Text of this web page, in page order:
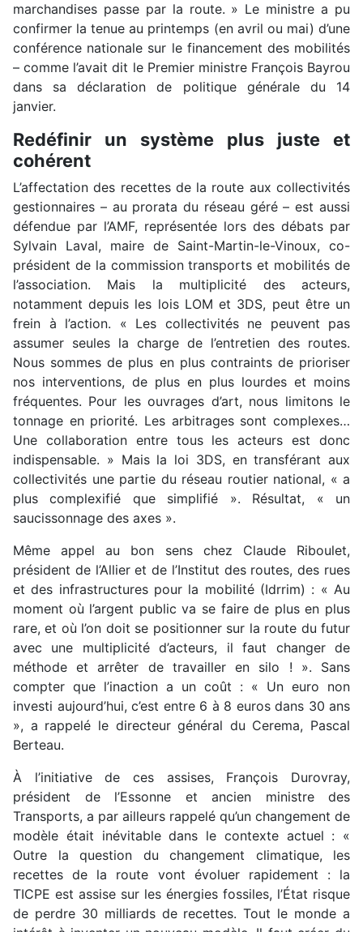
marchandises passe par la route. » Le ministre a pu
confirmer la tenue au printemps (en avril ou mai) d’une
conférence nationale sur le financement des mobilités
– comme l’avait dit le Premier ministre François Bayrou
dans sa déclaration de politique générale du 14
janvier.
Redéfinir un système plus juste et
cohérent
L’affectation des recettes de la route aux collectivités
gestionnaires – au prorata du réseau géré – est aussi
défendue par l’AMF, représentée lors des débats par
Sylvain Laval, maire de Saint-Martin-le-Vinoux, co-
président de la commission transports et mobilités de
l’association. Mais la multiplicité des acteurs,
notamment depuis les lois LOM et 3DS, peut être un
frein à l’action. « Les collectivités ne peuvent pas
assumer seules la charge de l’entretien des routes.
Nous sommes de plus en plus contraints de prioriser
nos interventions, de plus en plus lourdes et moins
fréquentes. Pour les ouvrages d’art, nous limitons le
tonnage en priorité. Les arbitrages sont complexes…
Une collaboration entre tous les acteurs est donc
indispensable. » Mais la loi 3DS, en transférant aux
collectivités une partie du réseau routier national, « a
plus complexifié que simplifié ». Résultat, « un
saucissonnage des axes ».
Même appel au bon sens chez Claude Riboulet,
président de l’Allier et de l’Institut des routes, des rues
et des infrastructures pour la mobilité (Idrrim) : « Au
moment où l’argent public va se faire de plus en plus
rare, et où l’on doit se positionner sur la route du futur
avec une multiplicité d’acteurs, il faut changer de
méthode et arrêter de travailler en silo ! ». Sans
compter que l’inaction a un coût : « Un euro non
investi aujourd’hui, c’est entre 6 à 8 euros dans 30 ans
», a rappelé le directeur général du Cerema, Pascal
Berteau.
À l’initiative de ces assises, François Durovray,
président de l’Essonne et ancien ministre des
Transports, a par ailleurs rappelé qu’un changement de
modèle était inévitable dans le contexte actuel : «
Outre la question du changement climatique, les
recettes de la route vont évoluer rapidement : la
TICPE est assise sur les énergies fossiles, l’État risque
de perdre 30 milliards de recettes. Tout le monde a